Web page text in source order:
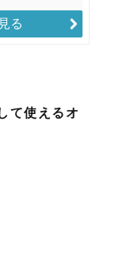
る
て使えるオ